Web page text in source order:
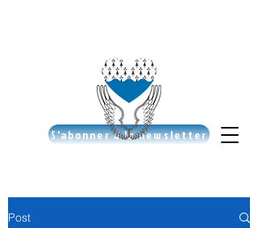
S'abonner à la newsletter
Post